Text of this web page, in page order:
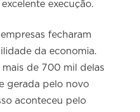
execução.
fecharam
da economia.
de 700 mil delas
gerada pelo novo
aconteceu pelo